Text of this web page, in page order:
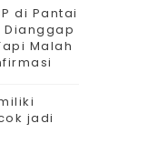
di Pantai
Dianggap
Malah
jadi